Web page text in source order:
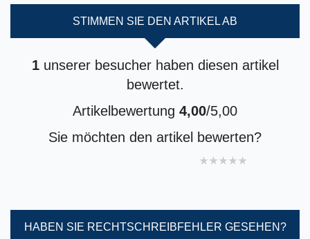
STIMMEN SIE DEN ARTIKEL AB
1unserer besucher haben diesen artikel
bewertet.
Artikelbewertung 4,00/5,00
Sie möchten den artikel bewerten?
4 stars
3 stars
2 stars
1 star
HABEN SIE RECHTSCHREIBFEHLER GESEHEN?